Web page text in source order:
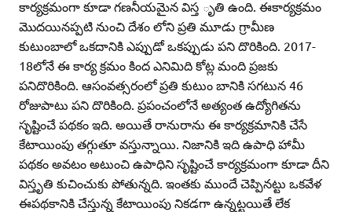
కార్యక్రమంగా కూడా గణనీయమైన విస్త ృతి ఉంది. ఈకార్యక్రమం
మొదయినప్పటి నుంచి దేశం లోని ప్రతి మూడు గ్రామీణ
కుటుంబాలో ఒకదానికి ఎప్పుడో ఒకప్పుడు పని దొరికింది. 2017-
18లోనే ఈ కార్య క్రమం కింద ఎనిమిది కోట్ల మంది ప్రజకు
పనిదొరికింది. ఆసంవత్సరంలో ప్రతి కుటుం బానికి సగటున 46
రోజుపాటు పని దొరికింది. ప్రపంచంలోనే అత్యంత ఉద్యోగితను
సృష్టించే పథకం ఇది. అయితే రానురాను ఈ కార్యక్రమానికి చేసే
కేటాయింపు తగ్గుతూ వస్తున్నాయి. నిజానికి ఇది ఉపాధి హామీ
పథకం అవటం అటుంచి ఉపాధిని సృష్టించే కార్యక్రమంగా కూడా దీని
విస్తృతి కుచించుకు పోతున్నది. ఇంతకు ముందే చెప్పినట్టు ఒకవేళ
ఈపథకానికి చేస్తున్న కేటాయింపు నికడగా ఉన్నట్టయితే లేక